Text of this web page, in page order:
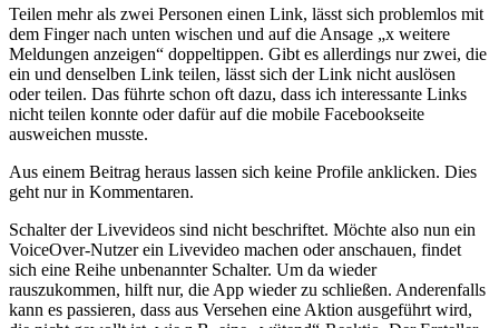
Teilen mehr als zwei Personen einen Link, lässt sich problemlos mit
dem Finger nach unten wischen und auf die Ansage „x weitere
Meldungen anzeigen“ doppeltippen. Gibt es allerdings nur zwei, die
ein und denselben Link teilen, lässt sich der Link nicht auslösen
oder teilen. Das führte schon oft dazu, dass ich interessante Links
nicht teilen konnte oder dafür auf die mobile Facebookseite
ausweichen musste.
Aus einem Beitrag heraus lassen sich keine Profile anklicken. Dies
geht nur in Kommentaren.
Schalter der Livevideos sind nicht beschriftet. Möchte also nun ein
VoiceOver-Nutzer ein Livevideo machen oder anschauen, findet
sich eine Reihe unbenannter Schalter. Um da wieder
rauszukommen, hilft nur, die App wieder zu schließen. Anderenfalls
kann es passieren, dass aus Versehen eine Aktion ausgeführt wird,